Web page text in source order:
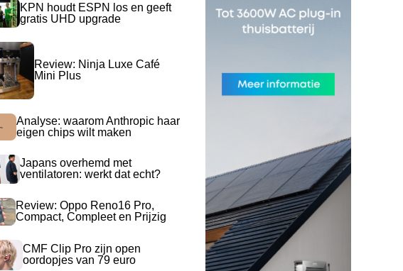
KPN houdt ESPN los en geeft
gratis UHD upgrade
Review: Ninja Luxe Café
Mini Plus
Analyse: waarom Anthropic haar
eigen chips wilt maken
Japans overhemd met
ventilatoren: werkt dat echt?
Review: Oppo Reno16 Pro,
Compact, Compleet en Prijzig
CMF Clip Pro zijn open
oordopjes van 79 euro